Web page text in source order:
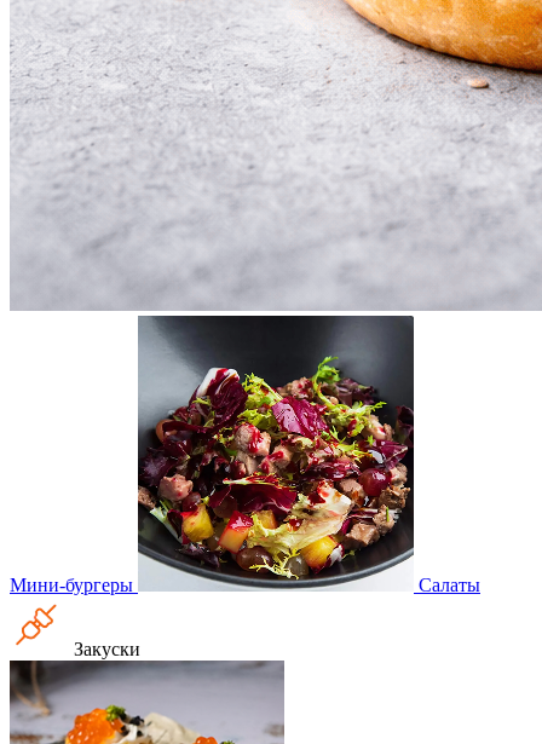
Мини-бургеры Салаты
Закуски